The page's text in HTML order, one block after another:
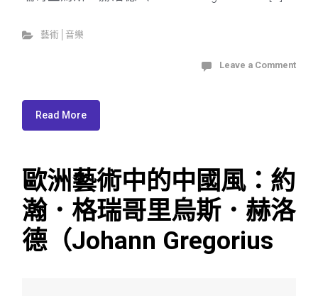
藝術│音樂
Leave a Comment
Read More
歐洲藝術中的中國風：約
瀚．格瑞哥里烏斯．赫洛
德（Johann Gregorius